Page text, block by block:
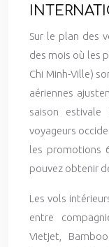
Sur le plan des
des mois où les
Chi Minh-Ville)
aériennes
saison
voyageurs
les promotions
pouvez obtenir
Les vols
entre
Vietjet,